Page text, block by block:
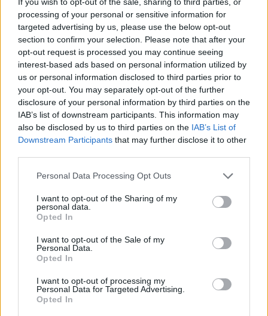
processing of your personal or sensitive information for
targeted advertising by us, please use the below opt-out
section to confirm your selection. Please note that after your
opt-out request is processed you may continue seeing
interest-based ads based on personal information utilized by
us or personal information disclosed to third parties prior to
your opt-out. You may separately opt-out of the further
disclosure of your personal information by third parties on the
IAB’s list of downstream participants. This information may
also be disclosed by us to third parties on the IAB’s List of
Downstream Participants that may further disclose it to other
Personal Data Processing Opt Outs
I want to opt-out of the Sharing of my
personal data.
Opted In
I want to opt-out of the Sale of my
Personal Data.
Opted In
I want to opt-out of processing my
Personal Data for Targeted Advertising.
Opted In
Il San Giuliano non fa ricorso e i posti vuoti
sono 5: l'Ilva battaglia per la posizione in
graduatoria
24 Lug 2026